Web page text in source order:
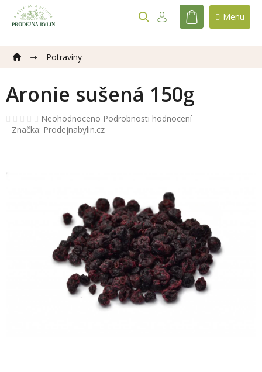
obsah
NÁKUPNÍ
Potraviny
Aronie sušená 150g
Průměrné
hodnocení
Neohodnoceno Podrobnosti hodnocení
Značka: Prodejnabylin.cz